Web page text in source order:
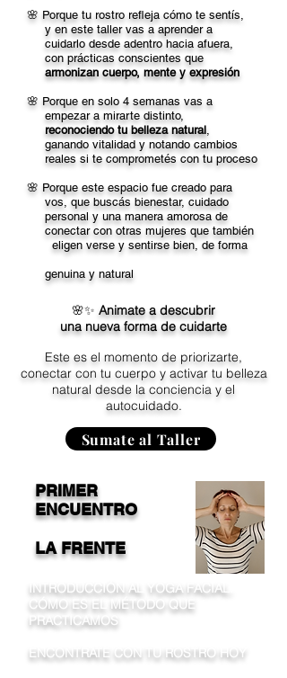
🌸 Porque tu rostro refleja cómo te sentís,
y en este taller vas a aprender a
cuidarlo desde adentro hacia afuera,
con prácticas conscientes que
armonizan cuerpo, mente y expresión
​​🌸 Porque en solo 4 semanas vas a
empezar a mirarte distinto,
reconociendo tu belleza natural,
ganando vitalidad y notando cambios
reales si te comprometés con tu proceso​​
🌸 Porque este espacio fue creado para
vos, que buscás bienestar, cuidado
personal y una manera amorosa de
conectar con otras mujeres que también
eligen verse y sentirse bien, de forma
genuina y natural
🌸✨ Animate a descubrir
una nueva forma de cuidarte
Este es el momento de priorizarte,
conectar con tu cuerpo y activar tu belleza
natural desde la conciencia y el
autocuidado.
Sumate al Taller
PRIMER
ENCUENTRO
LA FRENTE
INTRODUCCIÓN AL YOGA FACIAL.
CÓMO ES EL MÉTODO QUE
PRACTICAMOS
ENCONTRATE CON TU ROSTRO HOY